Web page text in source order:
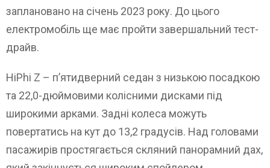
заплановано на січень 2023 року. До цього
електромобіль ще має пройти завершальний тест-
драйв.
HiPhi Z – п’ятидверний седан з низькою посадкою
та 22,0-дюймовими колісними дисками під
широкими арками. Задні колеса можуть
повертатись на кут до 13,2 градусів. Над головами
пасажирів простягається скляний панорамний дах,